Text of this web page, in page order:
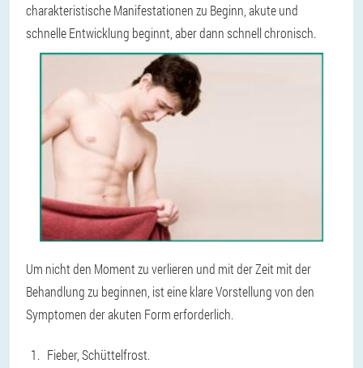
charakteristische Manifestationen zu Beginn, akute und
schnelle Entwicklung beginnt, aber dann schnell chronisch.
Um nicht den Moment zu verlieren und mit der Zeit mit der
Behandlung zu beginnen, ist eine klare Vorstellung von den
Symptomen der akuten Form erforderlich.
Fieber, Schüttelfrost.